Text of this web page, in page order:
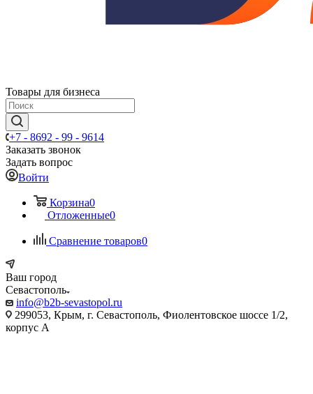
Товары для бизнеса
+7 - 8692 - 99 - 9614
Заказать звонок
Задать вопрос
Войти
Корзина0
Отложенные0
Сравнение товаров0
Ваш город
Севастополь
info@b2b-sevastopol.ru
299053, Крым, г. Севастополь, Фиолентовское шоссе 1/2,
корпус А